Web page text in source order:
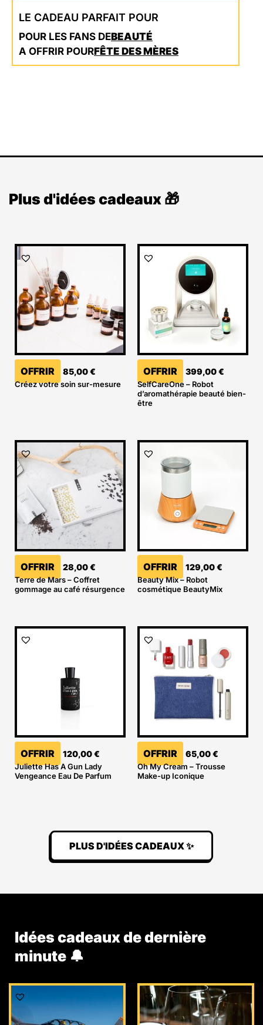
LE CADEAU PARFAIT POUR
POUR LES FANS DEBEAUTÉ
A OFFRIR POURFÊTE DES MÈRES
Plus d'idées cadeaux 🎁
OFFRIR 85,00€
Créez votre soin sur-mesure
OFFRIR 399,00€
SelfCareOne – Robot
d’aromathérapie beauté bien-
être
OFFRIR 28,00€
Terre de Mars – Coffret
gommage au café résurgence
OFFRIR 129,00€
Beauty Mix – Robot
cosmétique BeautyMix
OFFRIR 120,00€
Juliette Has A Gun Lady
Vengeance Eau De Parfum
OFFRIR 65,00€
Oh My Cream – Trousse
Make-up Iconique
PLUS D'IDÉES CADEAUX ✨
Idées cadeaux de dernière
minute 🔔